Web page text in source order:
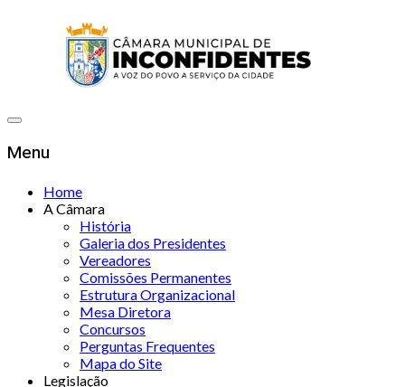
Menu
Home
A Câmara
História
Galeria dos Presidentes
Vereadores
Comissões Permanentes
Estrutura Organizacional
Mesa Diretora
Concursos
Perguntas Frequentes
Mapa do Site
Legislação